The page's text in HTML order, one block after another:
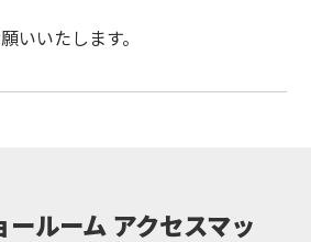
いいたします。
ールーム アクセスマッ